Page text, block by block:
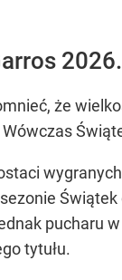
że
Świątek
pucharu
tytułu.